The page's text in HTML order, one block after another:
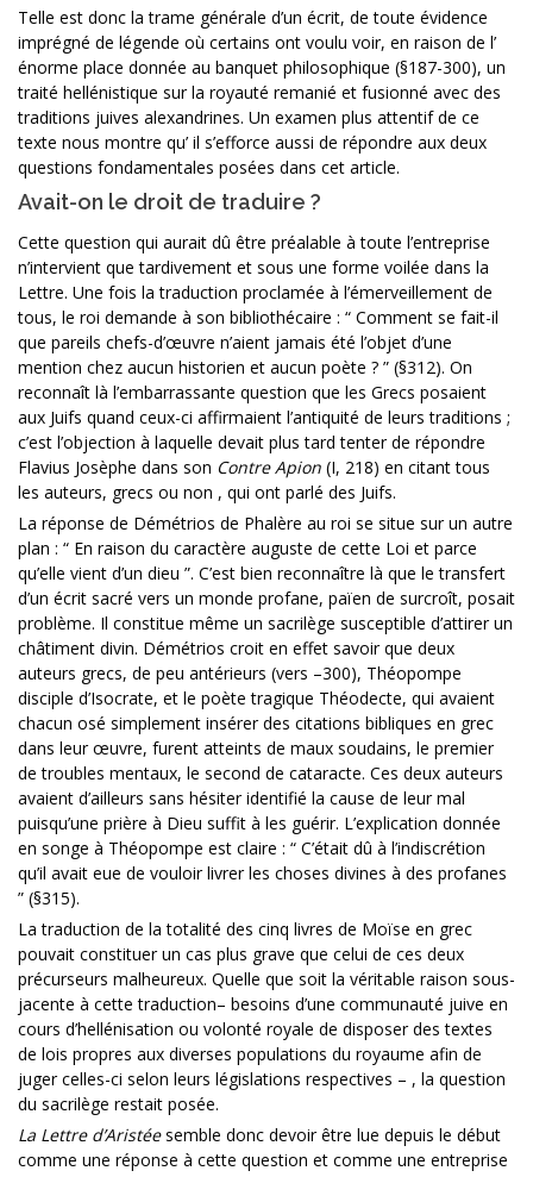
Telle est donc la trame générale d’un écrit, de toute évidence
imprégné de légende où certains ont voulu voir, en raison de l’
énorme place donnée au banquet philosophique (§187-300), un
traité hellénistique sur la royauté remanié et fusionné avec des
traditions juives alexandrines. Un examen plus attentif de ce
texte nous montre qu’ il s’efforce aussi de répondre aux deux
questions fondamentales posées dans cet article.
Avait-on le droit de traduire ?
Cette question qui aurait dû être préalable à toute l’entreprise
n’intervient que tardivement et sous une forme voilée dans la
Lettre. Une fois la traduction proclamée à l’émerveillement de
tous, le roi demande à son bibliothécaire : “ Comment se fait-il
que pareils chefs-d’œuvre n’aient jamais été l’objet d’une
mention chez aucun historien et aucun poète ? ” (§312). On
reconnaît là l’embarrassante question que les Grecs posaient
aux Juifs quand ceux-ci affirmaient l’antiquité de leurs traditions ;
c’est l’objection à laquelle devait plus tard tenter de répondre
Flavius Josèphe dans son Contre Apion (I, 218) en citant tous
les auteurs, grecs ou non , qui ont parlé des Juifs.
La réponse de Démétrios de Phalère au roi se situe sur un autre
plan : “ En raison du caractère auguste de cette Loi et parce
qu’elle vient d’un dieu ”. C’est bien reconnaître là que le transfert
d’un écrit sacré vers un monde profane, païen de surcroît, posait
problème. Il constitue même un sacrilège susceptible d’attirer un
châtiment divin. Démétrios croit en effet savoir que deux
auteurs grecs, de peu antérieurs (vers –300), Théopompe
disciple d’Isocrate, et le poète tragique Théodecte, qui avaient
chacun osé simplement insérer des citations bibliques en grec
dans leur œuvre, furent atteints de maux soudains, le premier
de troubles mentaux, le second de cataracte. Ces deux auteurs
avaient d’ailleurs sans hésiter identifié la cause de leur mal
puisqu’une prière à Dieu suffit à les guérir. L’explication donnée
en songe à Théopompe est claire : “ C’était dû à l’indiscrétion
qu’il avait eue de vouloir livrer les choses divines à des profanes
” (§315).
La traduction de la totalité des cinq livres de Moïse en grec
pouvait constituer un cas plus grave que celui de ces deux
précurseurs malheureux. Quelle que soit la véritable raison sous-
jacente à cette traduction– besoins d’une communauté juive en
cours d’hellénisation ou volonté royale de disposer des textes
de lois propres aux diverses populations du royaume afin de
juger celles-ci selon leurs législations respectives – , la question
du sacrilège restait posée.
La Lettre d’Aristéesemble donc devoir être lue depuis le début
comme une réponse à cette question et comme une entreprise